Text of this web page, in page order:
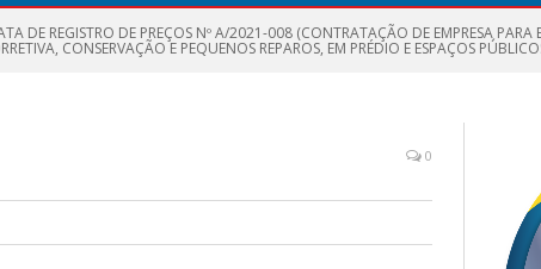
DE REGISTRO DE PREÇOS Nº A/2021-008 (CONTRATAÇÃO DE EMPRESA PARA
CONSERVAÇÃO E PEQUENOS REPAROS, EM PRÉDIO E ESPAÇOS
0